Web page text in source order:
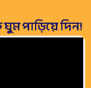
পাড়িয়ে দিন!